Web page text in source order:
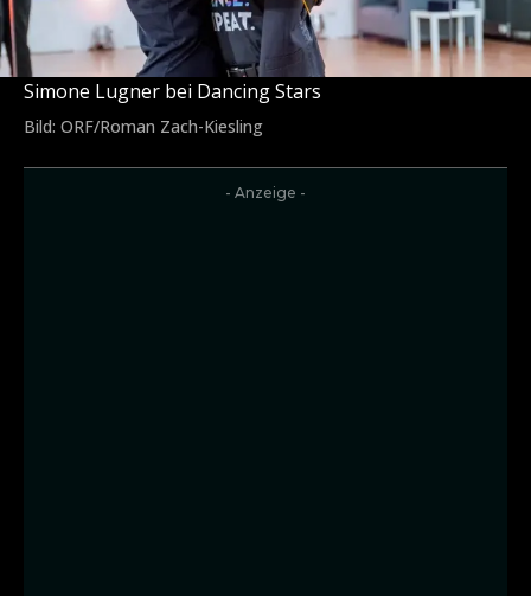
Simone Lugner bei Dancing Stars
Bild: ORF/Roman Zach-Kiesling
- Anzeige -